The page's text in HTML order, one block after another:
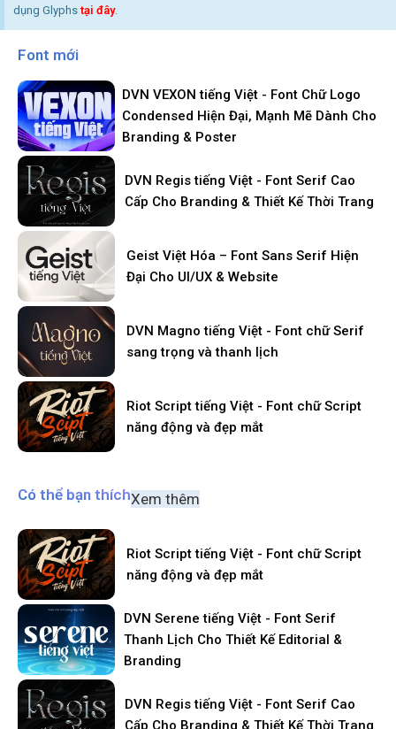
dụng Glyphs tại đây.
Font mới
DVN VEXON tiếng Việt - Font Chữ Logo
Condensed Hiện Đại, Mạnh Mẽ Dành Cho
Branding & Poster
DVN Regis tiếng Việt - Font Serif Cao
Cấp Cho Branding & Thiết Kế Thời Trang
Geist Việt Hóa – Font Sans Serif Hiện
Đại Cho UI/UX & Website
DVN Magno tiếng Việt - Font chữ Serif
sang trọng và thanh lịch
Riot Script tiếng Việt - Font chữ Script
năng động và đẹp mắt
Có thể bạn thíchXem thêm
Riot Script tiếng Việt - Font chữ Script
năng động và đẹp mắt
DVN Serene tiếng Việt - Font Serif
Thanh Lịch Cho Thiết Kế Editorial &
Branding
DVN Regis tiếng Việt - Font Serif Cao
Cấp Cho Branding & Thiết Kế Thời Trang